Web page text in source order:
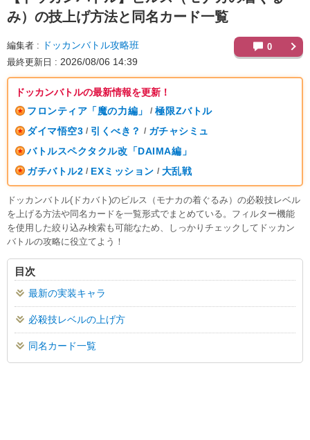
み）の技上げ方法と同名カード一覧
編集者 ドッカンバトル攻略班
最終更新日 2026/08/06 14:39
0
ドッカンバトルの最新情報を更新！
フロンティア「魔の力編」
/ 極限Zバトル
ダイマ悟空3 / 引くべき？ / ガチャシミュ
バトルスペクタクル改「DAIMA編」
ガチバトル2 / EXミッション / 大乱戦
ドッカンバトル(ドカバト)のビルス（モナカの着ぐるみ）の必殺技レベル
を上げる方法や同名カードを一覧形式でまとめている。フィルター機能
を使用した絞り込み検索も可能なため、しっかりチェックしてドッカン
バトルの攻略に役立てよう！
目次
最新の実装キャラ
必殺技レベルの上げ方
同名カード一覧